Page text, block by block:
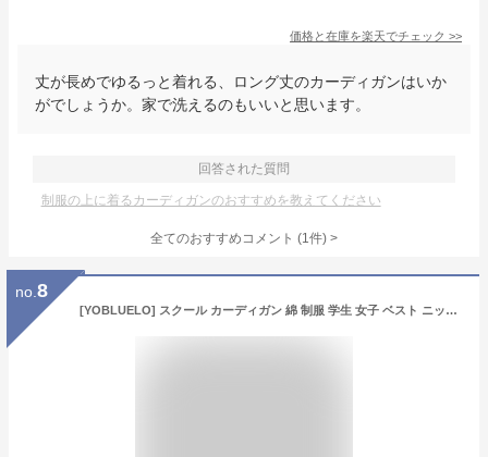
価格と在庫を楽天でチェック >>
丈が長めでゆるっと着れる、ロング丈のカーディガンはいか
がでしょうか。家で洗えるのもいいと思います。
回答された質問
制服の上に着るカーディガンのおすすめを教えてください
全てのおすすめコメント (1件) >
no. 8
[YOBLUELO] スクール カーディガン 綿 制服 学生 女子 ベスト ニット レディース Vネック 通学 ゆったり メンズ 秋服 (JP, アルファベット, L, レギュラー, ワインレッド)